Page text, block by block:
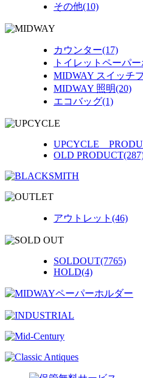
その他(10)
カウンター(17)
トイレットペーパ
MIDWAY スイッチ
MIDWAY 照明(20)
エコバッグ(1)
UPCYCLE
OLD
アウトレット(46)
SOLDOUT(7765)
HOLD(4)